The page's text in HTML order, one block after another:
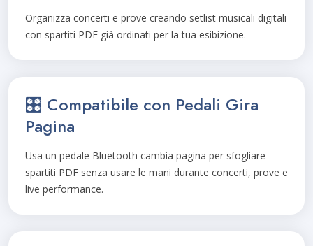
Organizza concerti e prove creando setlist musicali digitali
con spartiti PDF già ordinati per la tua esibizione.
🎛️ Compatibile con Pedali Gira
Pagina
Usa un pedale Bluetooth cambia pagina per sfogliare
spartiti PDF senza usare le mani durante concerti, prove e
live performance.